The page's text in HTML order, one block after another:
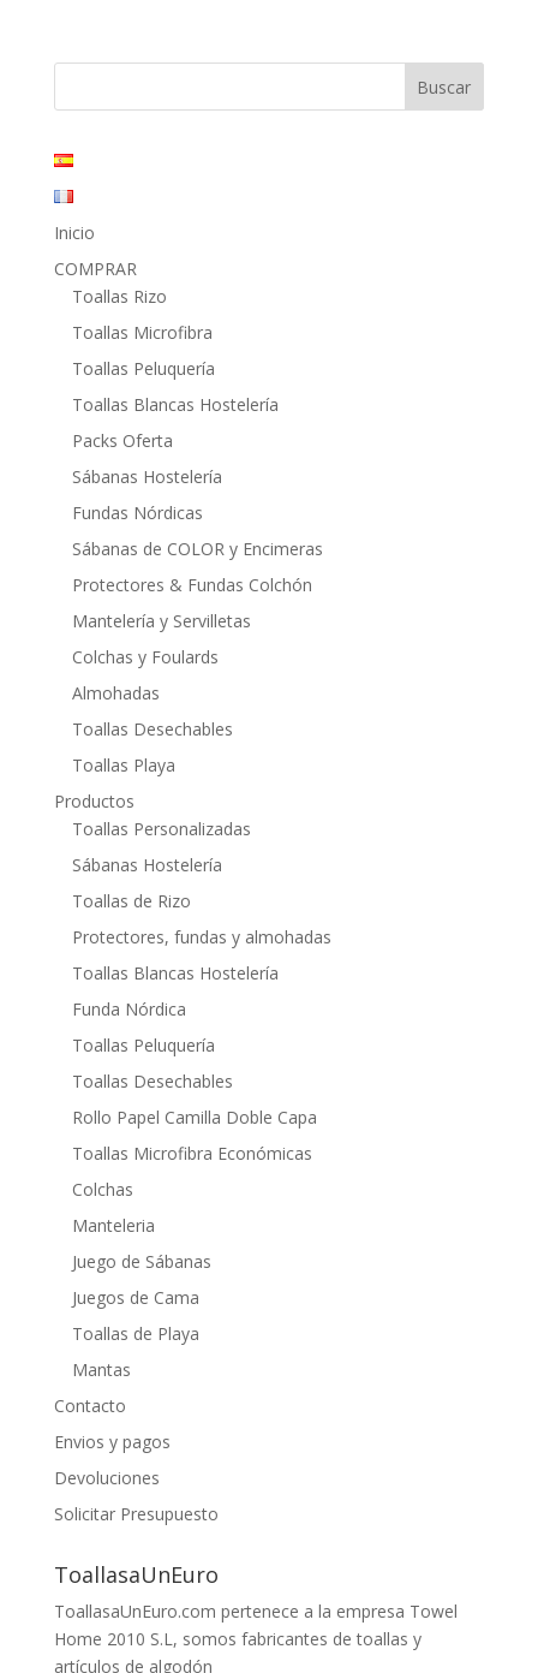
era:
es:
Inicio
COMPRAR
Toallas Rizo
Toallas Microfibra
Toallas Peluquería
Toallas Blancas Hostelería
Packs Oferta
Sábanas Hostelería
Fundas Nórdicas
Sábanas de COLOR y Encimeras
Protectores & Fundas Colchón
Mantelería y Servilletas
Colchas y Foulards
Almohadas
Toallas Desechables
Toallas Playa
Productos
Toallas Personalizadas
Sábanas Hostelería
Toallas de Rizo
Protectores, fundas y almohadas
Toallas Blancas Hostelería
Funda Nórdica
Toallas Peluquería
Toallas Desechables
Rollo Papel Camilla Doble Capa
Toallas Microfibra Económicas
Colchas
Manteleria
Juego de Sábanas
Juegos de Cama
Toallas de Playa
Mantas
Contacto
Envios y pagos
Devoluciones
Solicitar Presupuesto
ToallasaUnEuro
ToallasaUnEuro.com pertenece a la empresa Towel
Home 2010 S.L, somos fabricantes de toallas y
artículos de algodón